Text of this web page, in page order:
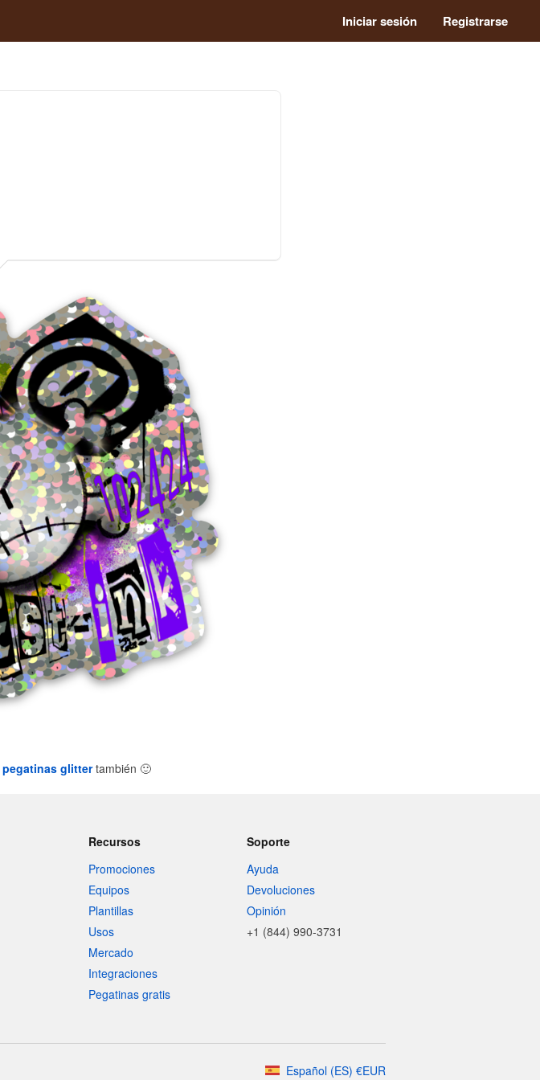
Iniciar sesión Registrarse
pegatinas glittertambién 🙂
Recursos
Promociones
Equipos
Plantillas
Usos
Mercado
Integraciones
Pegatinas gratis
Soporte
Ayuda
Devoluciones
Opinión
+1 (844) 990-3731
Español (ES) €EUR